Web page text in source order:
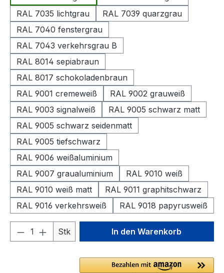
RAL 7035 lichtgrau
RAL 7039 quarzgrau
RAL 7040 fenstergrau
RAL 7043 verkehrsgrau B
RAL 8014 sepiabraun
RAL 8017 schokoladenbraun
RAL 9001 cremeweiß
RAL 9002 grauweiß
RAL 9003 signalweiß
RAL 9005 schwarz matt
RAL 9005 schwarz seidenmatt
RAL 9005 tiefschwarz
RAL 9006 weißaluminium
RAL 9007 graualuminium
RAL 9010 weiß
RAL 9010 weiß matt
RAL 9011 graphitschwarz
RAL 9016 verkehrsweiß
RAL 9018 papyrusweiß
Produkt Anzahl: Gib den
Stk In den Warenkorb